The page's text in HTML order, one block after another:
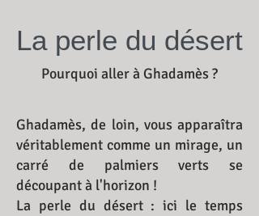
La perle du désert
Pourquoi aller à Ghadamès ?
Ghadamès, de loin, vous apparaîtra
véritablement comme un mirage, un
carré de palmiers verts se
découpant à l'horizon !
La perle du désert : ici le temps